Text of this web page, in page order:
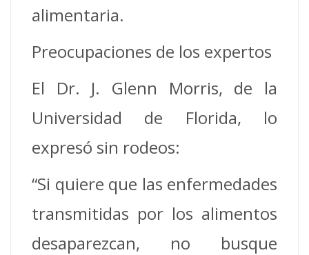
alimentaria.
Preocupaciones de los expertos
El Dr. J. Glenn Morris, de la
Universidad de Florida, lo
expresó sin rodeos:
“Si quiere que las enfermedades
transmitidas por los alimentos
desaparezcan, no busque